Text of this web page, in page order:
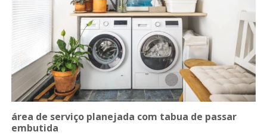
área de serviço planejada com tabua de passar
embutida